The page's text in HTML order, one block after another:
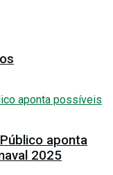
aponta
2025